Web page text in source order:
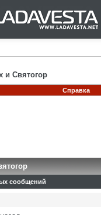
и Святогор
Справка
сообщений